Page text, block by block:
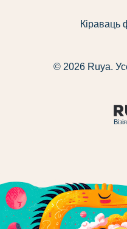
Кіраваць
© 2026 Ruya.